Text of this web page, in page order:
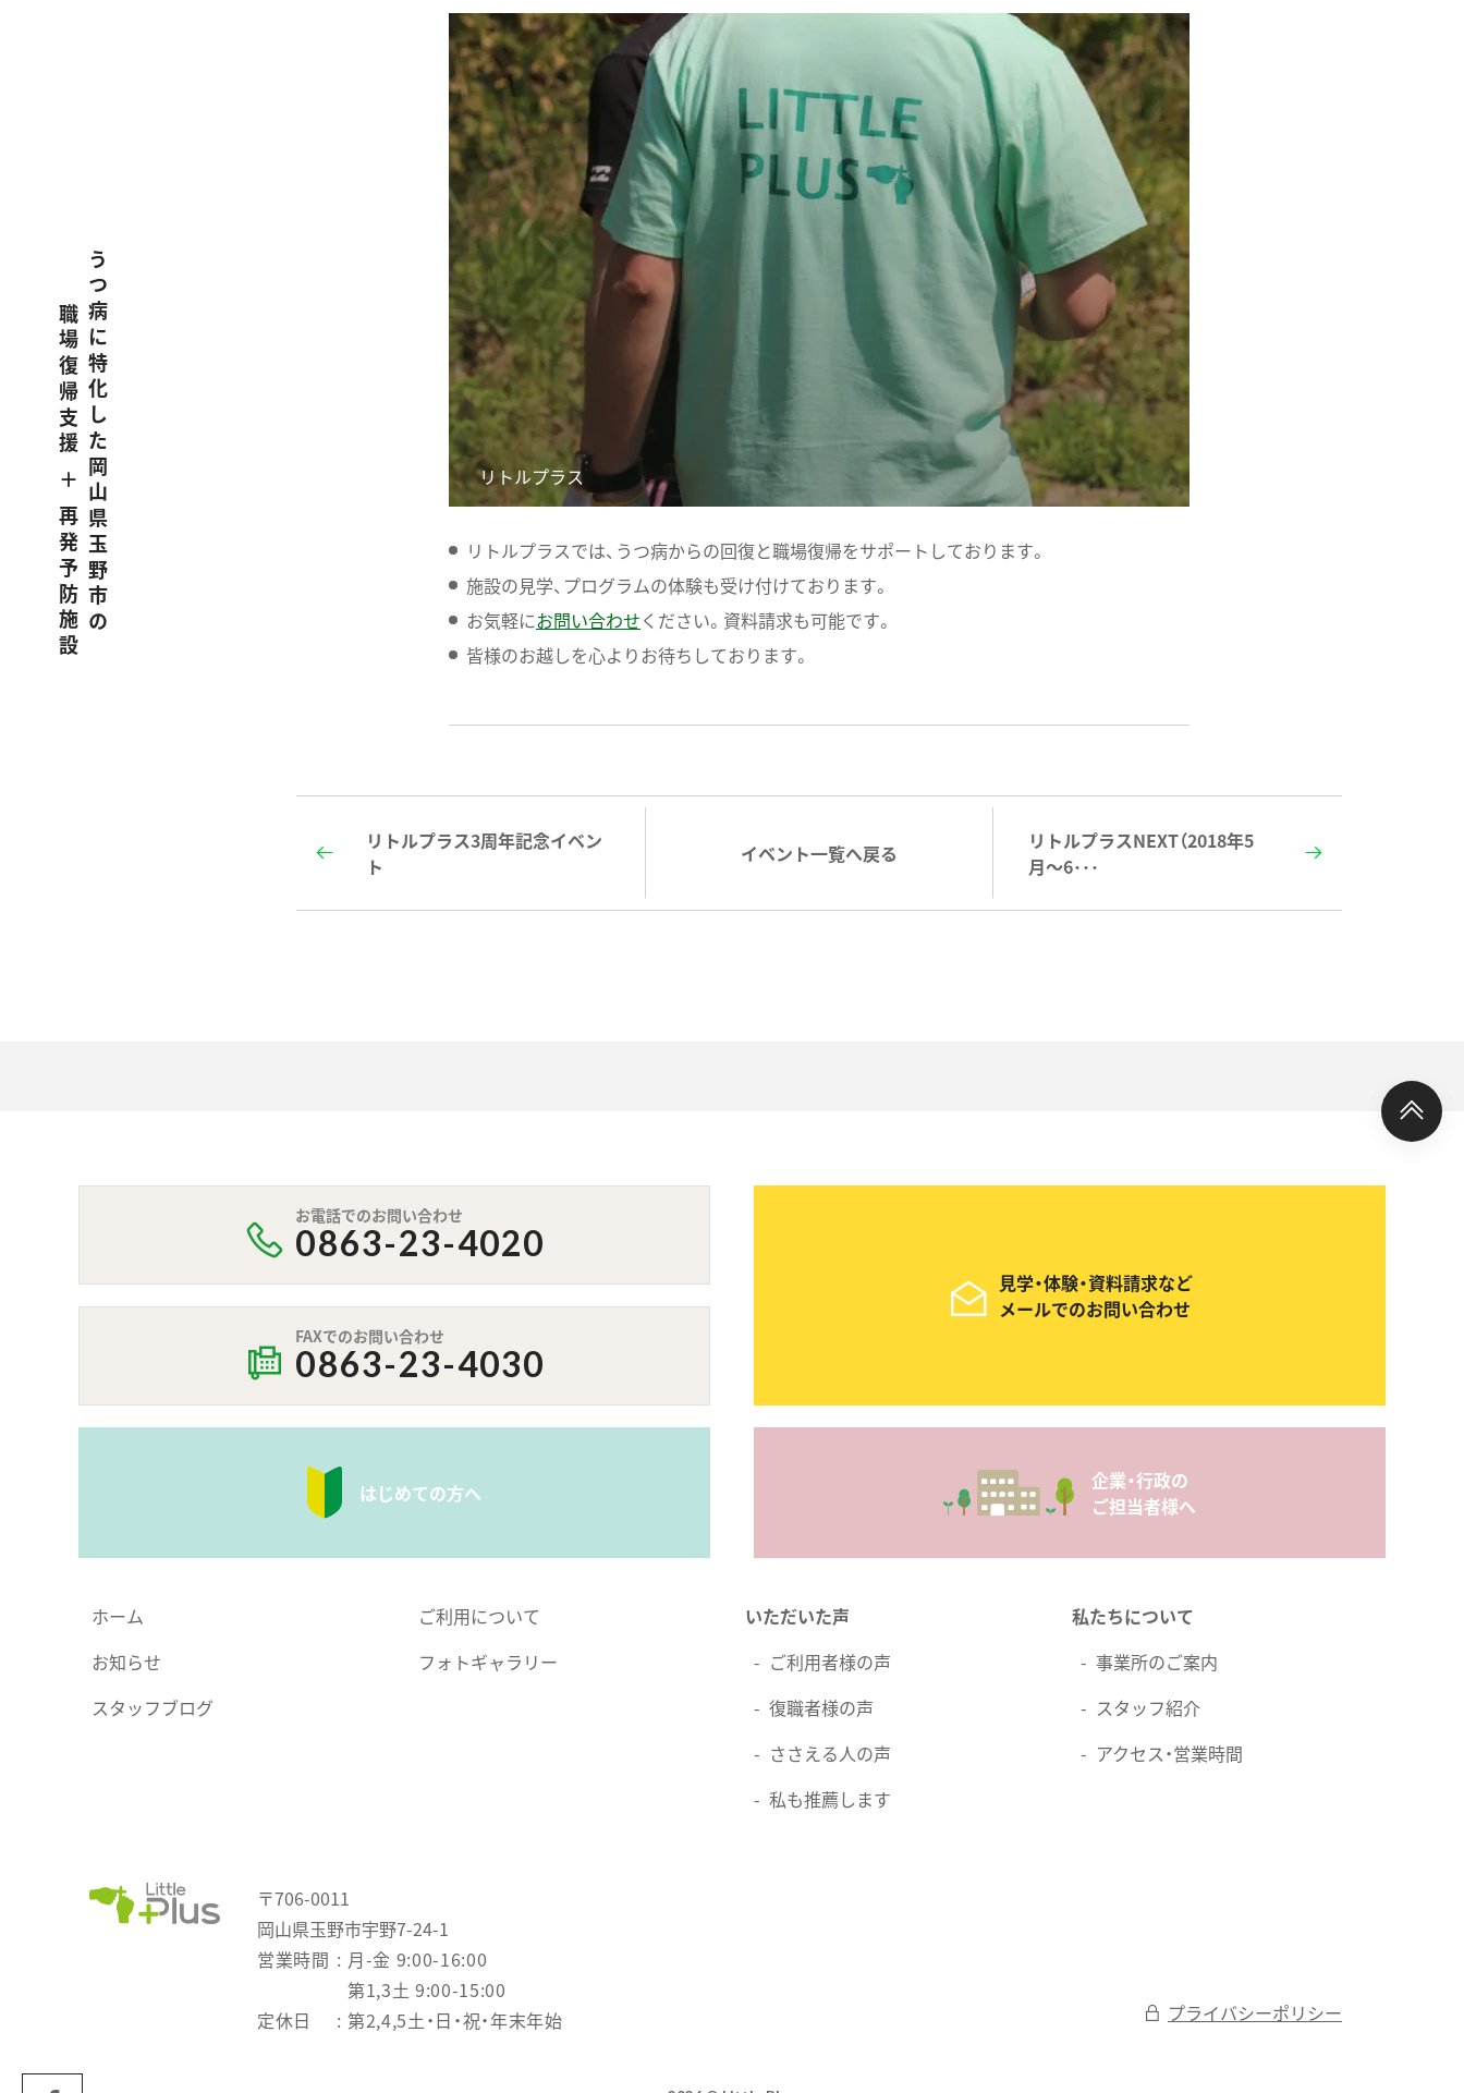
うつ病に特化した岡山県玉野市の
職場復帰支援 ＋ 再発予防施設 リトルプラス
リトルプラスでは、うつ病からの回復と職場復帰をサポートしております。
施設の見学、プログラムの体験も受け付けております。
お気軽にお問い合わせください。資料請求も可能です。
皆様のお越しを心よりお待ちしております。
リトルプラス3周年記念イベン
ト
イベント一覧へ戻る
リトルプラスNEXT（2018年5
月〜6･･･
お電話でのお問い合わせ
0863-23-4020
FAXでのお問い合わせ
0863-23-4030
見学・体験・資料請求など
メールでのお問い合わせ
はじめての方へ
企業・行政の
ご担当者様へ
ホーム
お知らせ
スタッフブログ
いただいた声
ご利用者様の声
復職者様の声
ささえる人の声
私も推薦します
ご利用について
フォトギャラリー
私たちについて
事業所のご案内
スタッフ紹介
アクセス・営業時間
プライバシーポリシー
〒706-0011
岡山県玉野市宇野7-24-1
営業時間
月-金 9:00-16:00
第1,3土 9:00-15:00
定休日
第2,4,5土・日・祝・年末年始